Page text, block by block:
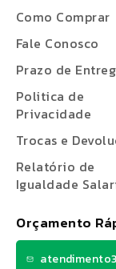
Como Comprar
Fale Conosco
Prazo de
Politica de
Privacidade
Trocas e
Relatório de
Igualdade
Orçamento